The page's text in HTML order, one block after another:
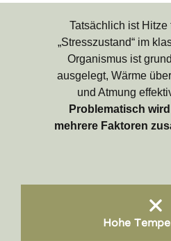
Tatsächlich ist Hitze
„Stresszustand“ im
Organismus ist
ausgelegt, Wärme
und Atmung
Problematisch
mehrere Faktoren
Hohe